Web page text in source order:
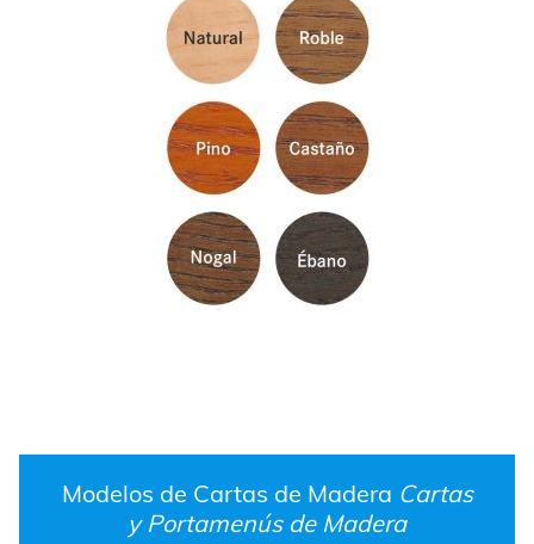
Modelos de Cartas de Madera Cartas
y Portamenús de Madera